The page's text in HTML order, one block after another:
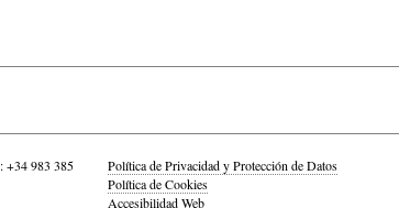
: +34 983 385
Política de Privacidad y Protección de Datos
Política de Cookies
Accesibilidad Web